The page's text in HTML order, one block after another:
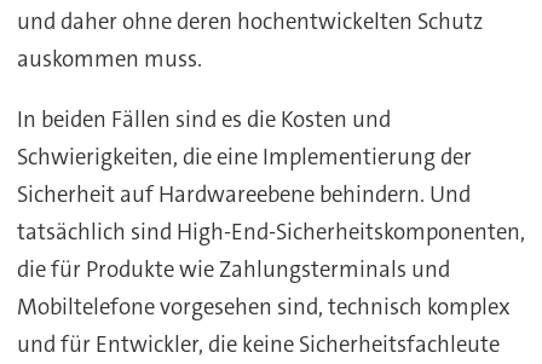
und daher ohne deren hochentwickelten Schutz
auskommen muss.
In beiden Fällen sind es die Kosten und
Schwierigkeiten, die eine Implementierung der
Sicherheit auf Hardwareebene behindern. Und
tatsächlich sind High-End-Sicherheitskomponenten,
die für Produkte wie Zahlungsterminals und
Mobiltelefone vorgesehen sind, technisch komplex
und für Entwickler, die keine Sicherheitsfachleute